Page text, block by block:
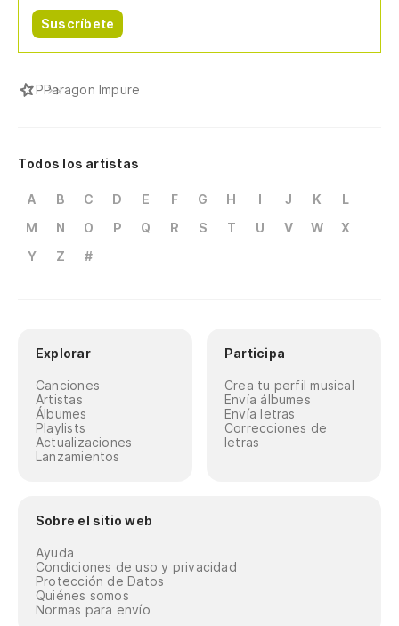
Suscríbete
PParagon Impure
Todos los artistas
A B C D E F G H I J K
L
M
N O P Q R S T U V W
X
Y
Z #
Explorar
Canciones
Artistas
Álbumes
Playlists
Actualizaciones
Lanzamientos
Participa
Crea tu perfil musical
Envía álbumes
Envía letras
Correcciones de
letras
Sobre el sitio web
Ayuda
Condiciones de uso y privacidad
Protección de Datos
Quiénes somos
Normas para envío